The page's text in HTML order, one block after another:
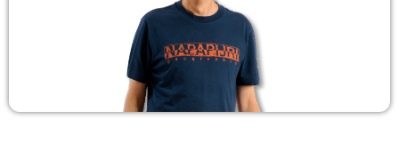
Upcoming shows
BEST OF DRIVE TIME
09:00-11:00
09:00 - 11:00